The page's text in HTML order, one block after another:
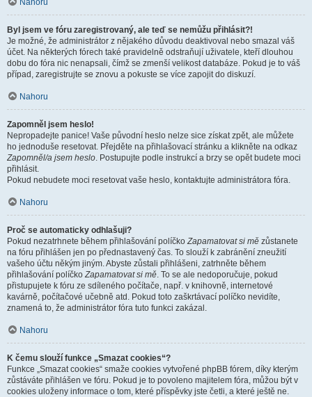
Nahoru
Byl jsem ve fóru zaregistrovaný, ale teď se nemůžu přihlásit?!
Je možné, že administrátor z nějakého důvodu deaktivoval nebo smazal váš
účet. Na některých fórech také pravidelně odstraňují uživatele, kteří dlouhou
dobu do fóra nic nenapsali, čímž se zmenší velikost databáze. Pokud je to váš
případ, zaregistrujte se znovu a pokuste se více zapojit do diskuzí.
Nahoru
Zapomněl jsem heslo!
Nepropadejte panice! Vaše původní heslo nelze sice získat zpět, ale můžete
ho jednoduše resetovat. Přejděte na přihlašovací stránku a klikněte na odkaz
Zapomněl/a jsem heslo. Postupujte podle instrukcí a brzy se opět budete moci
přihlásit.
Pokud nebudete moci resetovat vaše heslo, kontaktujte administrátora fóra.
Nahoru
Proč se automaticky odhlašuji?
Pokud nezatrhnete během přihlašování políčkoZapamatovat si mě zůstanete
na fóru přihlášen jen po přednastavený čas. To slouží k zabránění zneužití
vašeho účtu někým jiným. Abyste zůstali přihlášeni, zatrhněte během
přihlašování políčkoZapamatovat si mě. To se ale nedoporučuje, pokud
přistupujete k fóru ze sdíleného počítače, např. v knihovně, internetové
kavárně, počítačové učebně atd. Pokud toto zaškrtávací políčko nevidíte,
znamená to, že administrátor fóra tuto funkci zakázal.
Nahoru
K čemu slouží funkce „Smazat cookies“?
Funkce „Smazat cookies“ smaže cookies vytvořené phpBB fórem, díky kterým
zůstáváte přihlášen ve fóru. Pokud je to povoleno majitelem fóra, můžou být v
cookies uloženy informace o tom, které příspěvky jste četli, a které ještě ne.